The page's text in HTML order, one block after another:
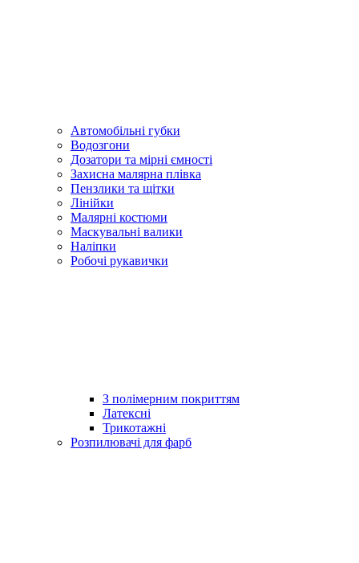
Автомобільні губки
Водозгони
Дозатори та мірні ємності
Захисна малярна плівка
Пензлики та щітки
Лінійки
Малярні костюми
Маскувальні валики
Наліпки
Робочі рукавички
З полімерним покриттям
Латексні
Трикотажні
Розпилювачі для фарб